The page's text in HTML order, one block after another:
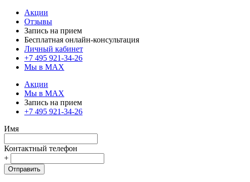
Акции
Отзывы
Запись на прием
Бесплатная онлайн-консультация
Личный кабинет
+7 495 921-34-26
Мы в MAX
Акции
Мы в MAX
Запись на прием
+7 495 921-34-26
Имя
Контактный телефон
+
Отправить